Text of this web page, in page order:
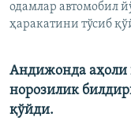
одамлар автомобил
ҳаракатини тўсиб
Андижонда аҳоли
норозилик
қўйди.